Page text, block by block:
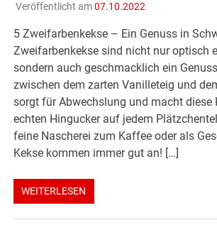
Veröffentlicht am07.10.2022
5 Zweifarbenkekse – Ein Genuss in
Zweifarbenkekse sind nicht nur optisch
sondern auch geschmacklich ein
zwischen dem zarten Vanilleteig und
sorgt für Abwechslung und macht diese
echten Hingucker auf jedem
feine Nascherei zum Kaffee oder als
Kekse kommen immer gut an! […]
WEITERLESEN